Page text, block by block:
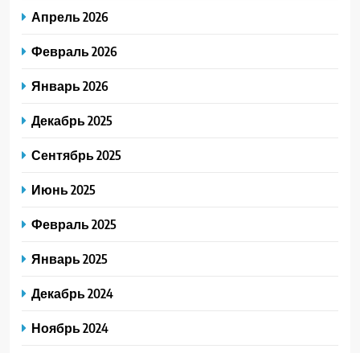
Апрель 2026
Февраль 2026
Январь 2026
Декабрь 2025
Сентябрь 2025
Июнь 2025
Февраль 2025
Январь 2025
Декабрь 2024
Ноябрь 2024